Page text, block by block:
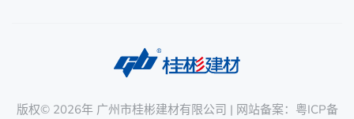
版权© 2026年 广州市桂彬建材有限公司 | 网站备案： 粤ICP备